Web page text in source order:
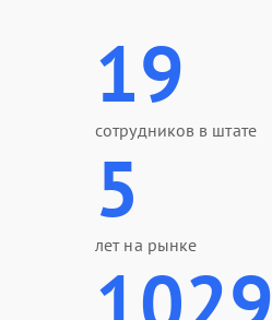
19
сотрудников в штате
5
лет на рынке